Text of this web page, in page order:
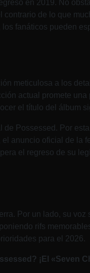
en 2019. No
de lo que
fanáticos pueden
meticulosa a los
actual promete
el título del álbum
Possessed. Por
anuncio oficial de la
el regreso de su
Por un lado, su
rifs
para el 2026.
¡El «Seven